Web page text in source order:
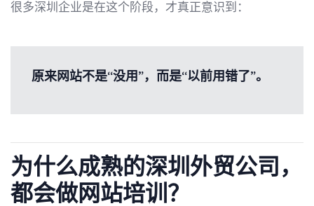
很多深圳企业是在这个阶段，才真正意识到：
原来网站不是“没用”，而是“以前用错了”。
为什么成熟的深圳外贸公司，
都会做网站培训？